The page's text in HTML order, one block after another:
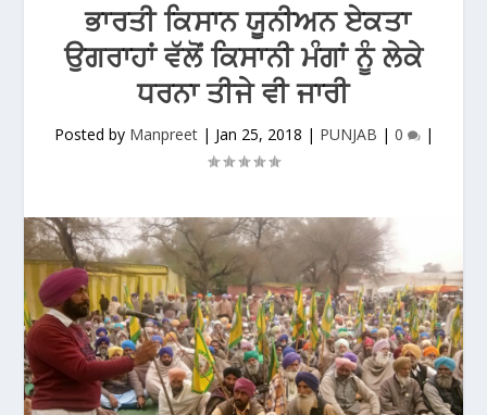
ਭਾਰਤੀ ਕਿਸਾਨ ਯੂਨੀਅਨ ਏਕਤਾ
ਉਗਰਾਹਾਂ ਵੱਲੋਂ ਕਿਸਾਨੀ ਮੰਗਾਂ ਨੂੰ ਲੇਕੇ
ਧਰਨਾ ਤੀਜੇ ਵੀ ਜਾਰੀ
Posted by Manpreet| Jan 25, 2018 | PUNJAB | 0 |